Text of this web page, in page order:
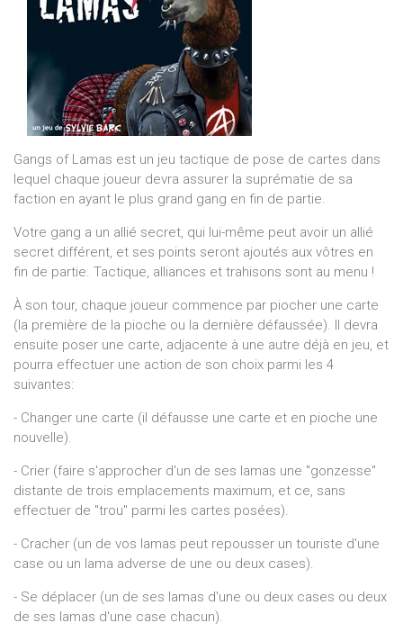
Gangs of Lamas est un jeu tactique de pose de cartes dans
lequel chaque joueur devra assurer la suprématie de sa
faction en ayant le plus grand gang en fin de partie.
Votre gang a un allié secret, qui lui-même peut avoir un allié
secret différent, et ses points seront ajoutés aux vôtres en
fin de partie. Tactique, alliances et trahisons sont au menu !
À son tour, chaque joueur commence par piocher une carte
(la première de la pioche ou la dernière défaussée). Il devra
ensuite poser une carte, adjacente à une autre déjà en jeu, et
pourra effectuer une action de son choix parmi les 4
suivantes:
- Changer une carte (il défausse une carte et en pioche une
nouvelle).
- Crier (faire s'approcher d'un de ses lamas une "gonzesse"
distante de trois emplacements maximum, et ce, sans
effectuer de "trou" parmi les cartes posées).
- Cracher (un de vos lamas peut repousser un touriste d'une
case ou un lama adverse de une ou deux cases).
- Se déplacer (un de ses lamas d'une ou deux cases ou deux
de ses lamas d'une case chacun).